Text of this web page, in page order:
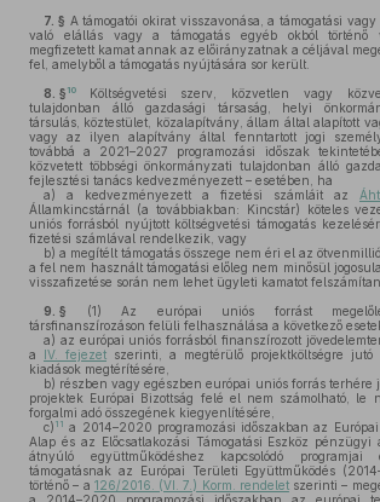
7. § A támogatói okirat visszavonása, a támogatási
való elállás vagy a támogatás egyéb okból történő
megfizetett kamat annak az előirányzatnak a céljával
fel, amelyből a támogatás nyújtására sor került.
8. § 10
Költségvetési szerv, közvetlen vagy
tulajdonban álló gazdasági társaság, helyi
társulás, köztestület, közalapítvány, állam által alapított
vagy az ilyen alapítvány által fenntartott jogi
továbbá a 2021–2027 programozási időszak
közvetett többségi önkormányzati tulajdonban álló
fejlesztési tanács kedvezményezett – esetében, ha
a) a kedvezményezett a fizetési számláit az Áht.
Államkincstárnál (a továbbiakban: Kincstár) köteles
uniós forrásból nyújtott költségvetési támogatás
fizetési számlával rendelkezik, vagy
b) a megítélt támogatás összege nem éri el az
a fel nem használt támogatási előleg nem minősül
visszafizetése során nem lehet ügyleti kamatot
9. § (1) Az európai uniós forrást
társfinanszírozáson felüli felhasználása a következő
a) az európai uniós forrásból finanszírozott
a IV. fejezet szerinti, a megtérülő projektköltségre jutó
kiadások megtérítésére,
b) részben vagy egészben európai uniós forrás terhére
projektek Európai Bizottság felé el nem számolható, le
forgalmi adó összegének kiegyenlítésére,
c) 11 a 2014–2020 programozási időszakban az
Alap és az Előcsatlakozási Támogatási Eszköz pénzügyi
átnyúló együttműködéshez kapcsolódó
támogatásnak az Európai Területi Együttműködés
történő – a 126/2016. (VI. 7.) Korm. rendeletszerinti –